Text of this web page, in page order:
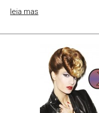
leia mas